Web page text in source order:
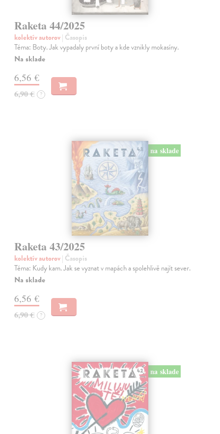
Raketa 44/2025
kolektív autorov| Časopis
Téma: Boty. Jak vypadaly první boty a kde vznikly mokasíny.
Na sklade
6,56 €
6,90 € ?
na sklade
Raketa 43/2025
kolektív autorov| Časopis
Téma: Kudy kam. Jak se vyznat v mapách a spolehlivě najít sever.
Na sklade
6,56 €
6,90 € ?
na sklade